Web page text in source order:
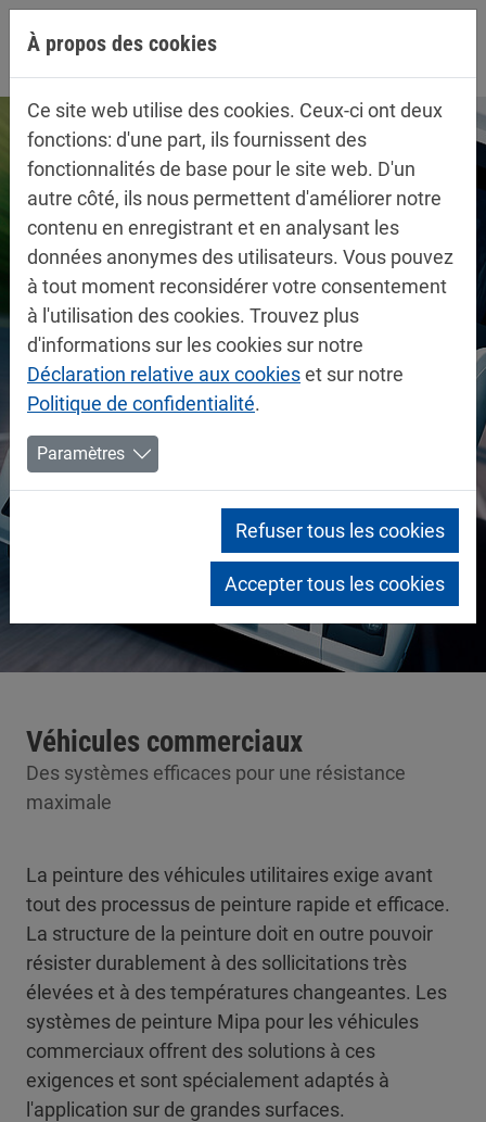
Aller directement à la navigation principale
Aller directement au contenu
Véhicules commerciaux
Des systèmes efficaces pour une résistance
maximale
La peinture des véhicules utilitaires exige avant
tout des processus de peinture rapide et efficace.
La structure de la peinture doit en outre pouvoir
résister durablement à des sollicitations très
élevées et à des températures changeantes. Les
systèmes de peinture Mipa pour les véhicules
commerciaux offrent des solutions à ces
exigences et sont spécialement adaptés à
l'application sur de grandes surfaces.
À propos des cookies
Ce site web utilise des cookies. Ceux-ci ont deux
fonctions: d'une part, ils fournissent des
fonctionnalités de base pour le site web. D'un
autre côté, ils nous permettent d'améliorer notre
contenu en enregistrant et en analysant les
données anonymes des utilisateurs. Vous pouvez
à tout moment reconsidérer votre consentement
à l'utilisation des cookies. Trouvez plus
d'informations sur les cookies sur notre
Déclaration relative aux cookieset sur notre
Politique de confidentialité.
Paramètres
Refuser tous les cookies
Accepter tous les cookies